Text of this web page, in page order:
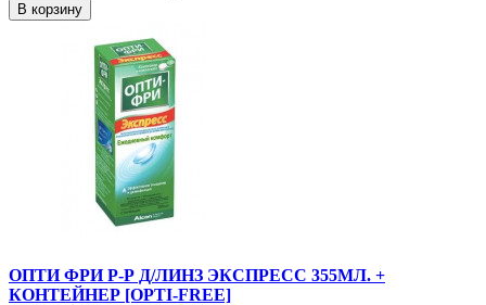
В корзину
ОПТИ ФРИ Р-Р Д/ЛИНЗ ЭКСПРЕСС 355МЛ. +
КОНТЕЙНЕР [OPTI-FREE]